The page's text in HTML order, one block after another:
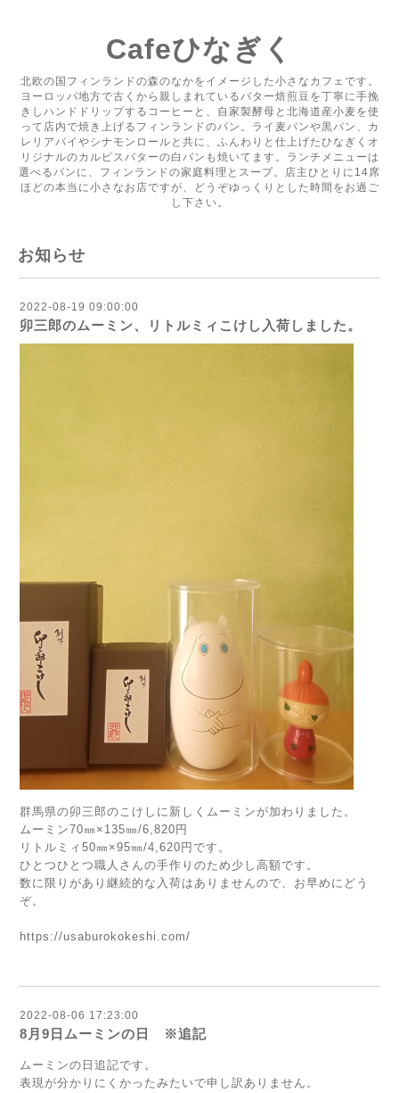
Cafeひなぎく
北欧の国フィンランドの森のなかをイメージした小さなカフェです。
ヨーロッパ地方で古くから親しまれているバター焙煎豆を丁寧に手挽
きしハンドドリップするコーヒーと、自家製酵母と北海道産小麦を使
って店内で焼き上げるフィンランドのパン。ライ麦パンや黒パン、カ
レリアパイやシナモンロールと共に、ふんわりと仕上げたひなぎくオ
リジナルのカルピスバターの白パンも焼いてます。ランチメニューは
選べるパンに、フィンランドの家庭料理とスープ。店主ひとりに14席
ほどの本当に小さなお店ですが、どうぞゆっくりとした時間をお過ご
し下さい。
お知らせ
2022-08-19 09:00:00
卯三郎のムーミン、リトルミィこけし入荷しました。
群馬県の卯三郎のこけしに新しくムーミンが加わりました。
ムーミン70㎜×135㎜/6,820円
リトルミィ50㎜×95㎜/4,620円です。
ひとつひとつ職人さんの手作りのため少し高額です。
数に限りがあり継続的な入荷はありませんので、お早めにどう
ぞ。
https://usaburokokeshi.com/
2022-08-06 17:23:00
8月9日ムーミンの日 ※追記
ムーミンの日追記です。
表現が分かりにくかったみたいで申し訳ありません。